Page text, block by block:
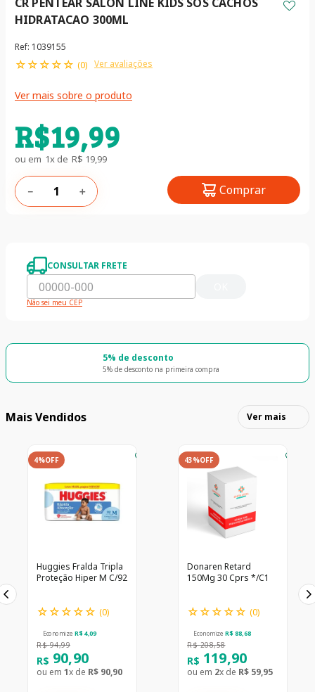
CR PENTEAR SALON LINE KIDS SOS CACHOS
HIDRATACAO 300ML
Ref: 1039155
☆☆☆☆☆ (0) Ver avaliações
Ver mais sobre o produto
R$19,99
ou em 1x de R$ 19,99
＋
－ Comprar
CONSULTAR FRETE
Não sei meu CEP
5% de desconto
5% de desconto na primeira compra
Mais Vendidos Ver mais
4%OFF
Huggies Fralda Tripla
Proteção Hiper M C/92
☆☆☆☆☆ (0)
Economize R$ 4,09
R$ 94,99
R$ 90,90
ou em 1x de R$ 90,90
43%OFF
Donaren Retard
150Mg 30 Cprs */C1
☆☆☆☆☆ (0)
Economize R$ 88,68
R$ 208,58
R$ 119,90
ou em 2x de R$ 59,95